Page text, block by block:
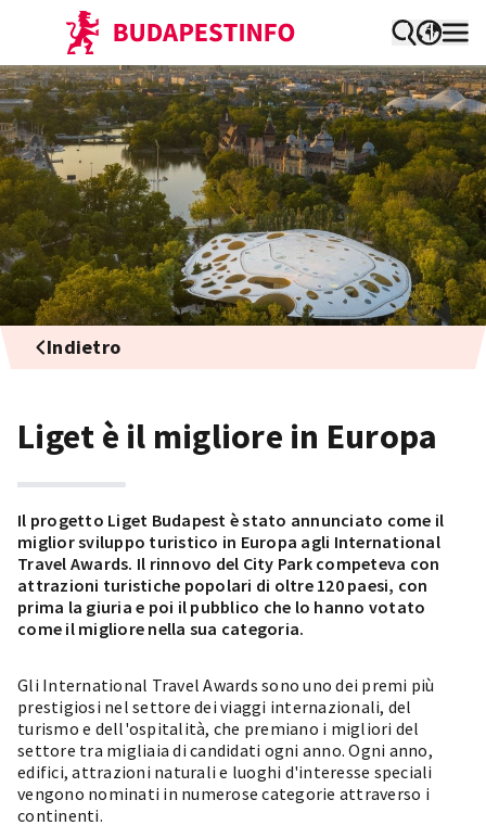
Indietro
Liget è il migliore in Europa
Il progetto Liget Budapest è stato annunciato come il
miglior sviluppo turistico in Europa agli International
Travel Awards. Il rinnovo del City Park competeva con
attrazioni turistiche popolari di oltre 120 paesi, con
prima la giuria e poi il pubblico che lo hanno votato
come il migliore nella sua categoria.
Gli International Travel Awards sono uno dei premi più
prestigiosi nel settore dei viaggi internazionali, del
turismo e dell'ospitalità, che premiano i migliori del
settore tra migliaia di candidati ogni anno. Ogni anno,
edifici, attrazioni naturali e luoghi d'interesse speciali
vengono nominati in numerose categorie attraverso i
continenti.